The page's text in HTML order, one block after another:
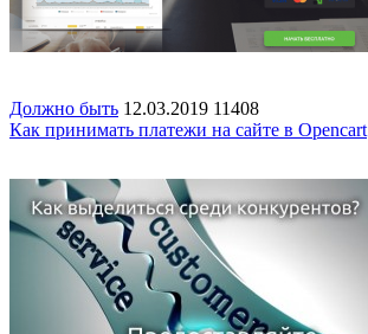
Должно быть 12.03.2019 11408
Как принимать платежи на сайте в Opencart